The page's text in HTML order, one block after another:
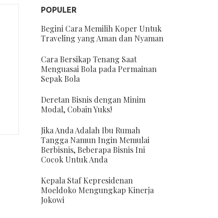
POPULER
Begini Cara Memilih Koper Untuk
Traveling yang Aman dan Nyaman
Cara Bersikap Tenang Saat
Menguasai Bola pada Permainan
Sepak Bola
Deretan Bisnis dengan Minim
Modal, Cobain Yuks!
Jika Anda Adalah Ibu Rumah
Tangga Namun Ingin Memulai
Berbisnis, Beberapa Bisnis Ini
Cocok Untuk Anda
Kepala Staf Kepresidenan
Moeldoko Mengungkap Kinerja
Jokowi